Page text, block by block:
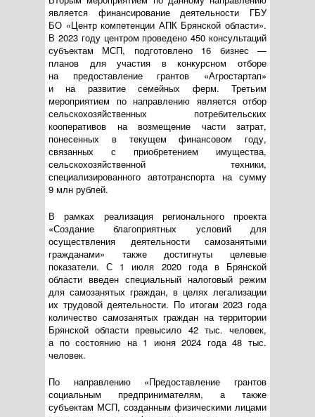
является финансирование деятельности ГБУ
БО «Центр компетенции АПК Брянской области».
В 2023 году центром проведено 450 консультаций
субъектам МСП, подготовлено 16 бизнес —
планов для участия в конкурсном отборе
на предоставление грантов «Агростартап»
и на развитие семейных ферм. Третьим
мероприятием по направлению является отбор
сельскохозяйственных потребительских
кооперативов на возмещение части затрат,
понесенных в текущем финансовом году,
связанных с приобретением имущества,
сельскохозяйственной техники,
специализированного автотранспорта на сумму
9 млн рублей.
В рамках реализация регионального проекта
«Создание благоприятных условий для
осуществления деятельности самозанятыми
гражданами» также достигнуты целевые
показатели. С 1 июля 2020 года в Брянской
области введен специальный налоговый режим
для самозанятых граждан, в целях легализации
их трудовой деятельности. По итогам 2023 года
количество самозанятых граждан на территории
Брянской области превысило 42 тыс. человек,
а по состоянию на 1 июня 2024 года 48 тыс.
человек.
По направлению «Предоставление грантов
социальным предпринимателям, а также
субъектам МСП, созданным физическими лицами